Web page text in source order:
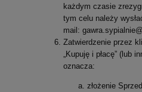
każdym czasie
tym celu należy
mail:
Zatwierdzenie przez
„Kupuję i płacę” (lub
oznacza:
złożenie